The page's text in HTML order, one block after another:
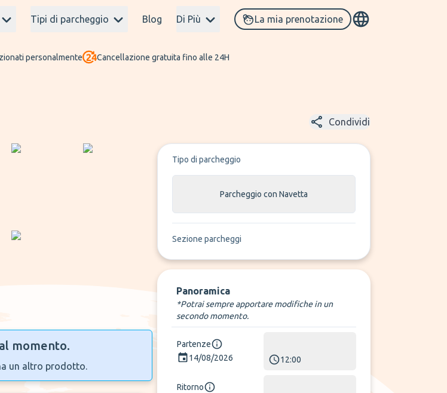
Tipi di parcheggio Blog Di Più La mia prenotazione
personalmente Cancellazione gratuita fino alle 24H
Condividi
momento.
un altro prodotto.
Tipo di parcheggio
Parcheggio con Navetta
Sezione parcheggi
Panoramica
*Potrai sempre apportare modifiche in un
secondo momento.
Partenze
14/08/2026
12:00
Ritorno